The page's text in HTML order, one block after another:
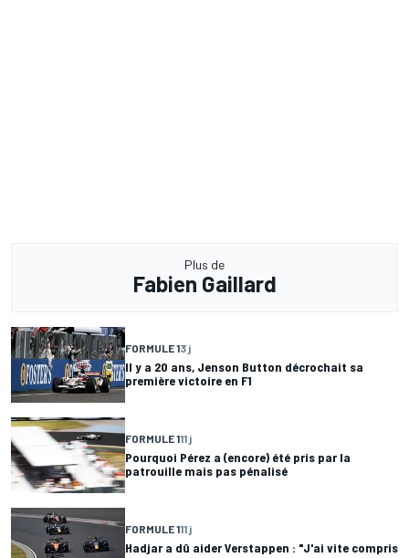
Plus de
Fabien Gaillard
FORMULE 13 j
Il y a 20 ans, Jenson Button décrochait sa
première victoire en F1
FORMULE 111 j
Pourquoi Pérez a (encore) été pris par la
patrouille mais pas pénalisé
FORMULE 111 j
Hadjar a dû aider Verstappen : "J'ai vite compris